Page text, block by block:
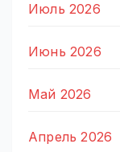
Июль 2026
Июнь 2026
Май 2026
Апрель 2026